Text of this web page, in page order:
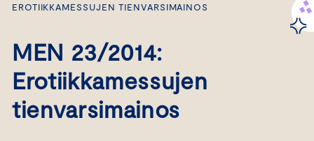
EROTIIKKAMESSUJEN TIENVARSIMAINOS
MEN 23/2014:
Erotiikkamessujen
tienvarsimainos